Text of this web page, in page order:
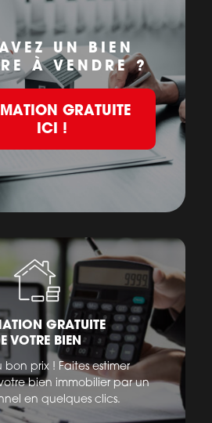
UN BIEN
À VENDRE ?
GRATUITE
ICI !
GRATUITE
VOTRE BIEN
bon prix ! Faites estimer
bien immobilier par un
en quelques clics.